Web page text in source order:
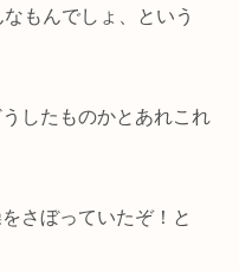
もんでしょ、という
したものかとあれこれ
さぼっていたぞ！と